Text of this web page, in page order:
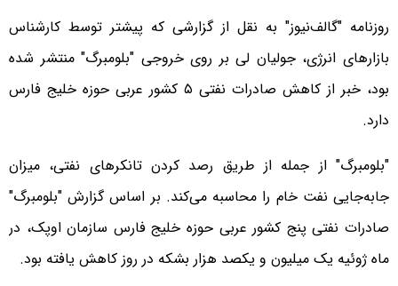
روزنامه "گالف‌نیوز" به نقل از گزارشی که پیشتر توسط کارشناس
بازارهای انرژی، جولیان لی بر روی خروجی "بلومبرگ" منتشر شده
بود، خبر از کاهش صادرات نفتی ۵ کشور عربی حوزه خلیج فارس
دارد.
"بلومبرگ" از جمله از طریق رصد کردن تانکرهای نفتی، میزان
جابه‌جایی نفت خام را محاسبه می‌کند. بر اساس گزارش "بلومبرگ"
صادرات نفتی پنج کشور عربی حوزه خلیج فارس سازمان اوپک، در
ماه ژوئیه یک میلیون و یکصد هزار بشکه در روز کاهش یافته بود.